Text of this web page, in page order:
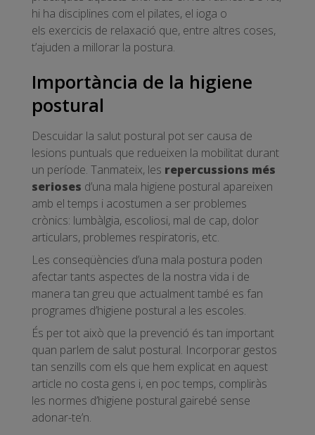
hi ha disciplines com el pilates, el ioga o
els exercicis de relaxació que, entre altres coses,
t’ajuden a millorar la postura.
Importància de la higiene
postural
Descuidar la salut postural pot ser causa de
lesions puntuals que redueixen la mobilitat durant
un període. Tanmateix, les repercussions més
serioses d’una mala higiene postural apareixen
amb el temps i acostumen a ser problemes
crònics: lumbàlgia, escoliosi, mal de cap, dolor
articulars, problemes respiratoris, etc.
Les conseqüències d’una mala postura poden
afectar tants aspectes de la nostra vida i de
manera tan greu que actualment també es fan
programes d’higiene postural a les escoles.
És per tot això que la prevenció és tan important
quan parlem de salut postural. Incorporar gestos
tan senzills com els que hem explicat en aquest
article no costa gens i, en poc temps, compliràs
les normes d’higiene postural gairebé sense
adonar-te’n.